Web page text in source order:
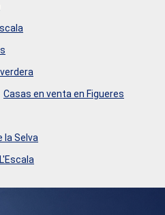
Casas en venta en Figueres
la Selva